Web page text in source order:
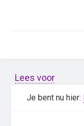
Lees voor
Je bent nu hier: